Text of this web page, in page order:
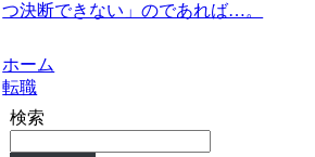
つ決断できない」のであれば…。
ホーム
転職
検索